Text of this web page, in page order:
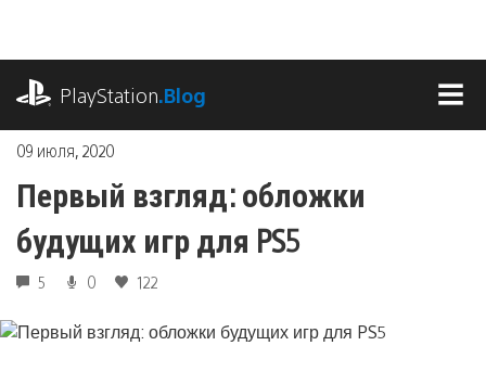
содержимому
PlayStation.Blog
09 июля, 2020
Первый взгляд: обложки
будущих игр для PS5
5 0 122